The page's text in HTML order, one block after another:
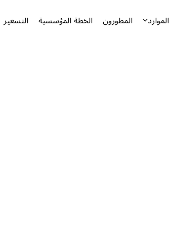
الموارد المطورون الخطة المؤسسية التسعير